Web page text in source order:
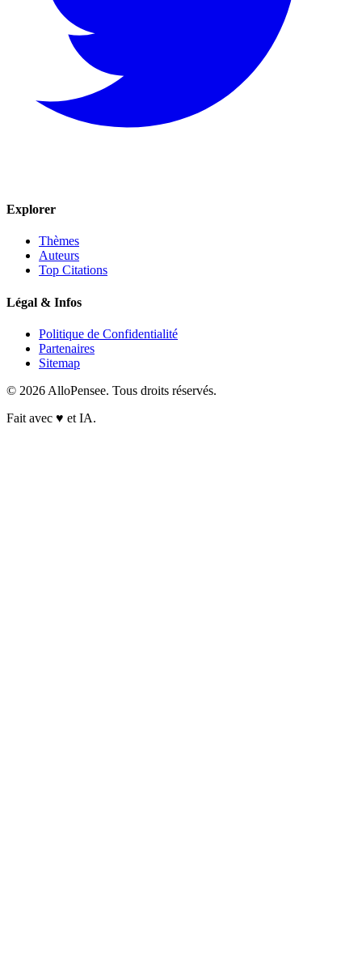
Explorer
Thèmes
Auteurs
Top Citations
Légal & Infos
Politique de Confidentialité
Partenaires
Sitemap
© 2026 AlloPensee. Tous droits réservés.
Fait avec ♥ et IA.